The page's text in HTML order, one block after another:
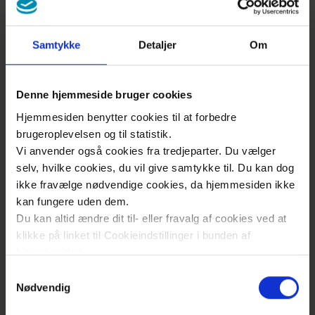
Samtykke Detaljer Om
Denne hjemmeside bruger cookies
Hjemmesiden benytter cookies til at forbedre
brugeroplevelsen og til statistik.
Vi anvender også cookies fra tredjeparter. Du vælger
selv, hvilke cookies, du vil give samtykke til. Du kan dog
ikke fravælge nødvendige cookies, da hjemmesiden ikke
kan fungere uden dem.
Du kan altid ændre dit til- eller fravalg af cookies ved at
klikke på linket til Cookieindstillinger i bunden af
hjemmesiden.
Læs mere om brugen af cookies på vores hjemmeside
Nødvendig
Byggeri
Sundhedstilstand
Praksisområdet
Akutberedskab og akuttelefon
Patientrettigheder